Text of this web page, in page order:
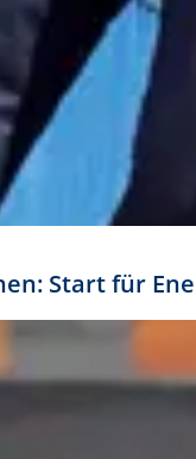
Start für